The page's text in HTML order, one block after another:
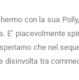
con la sua
E’ piacevolmente
che nel
disinvolta tra